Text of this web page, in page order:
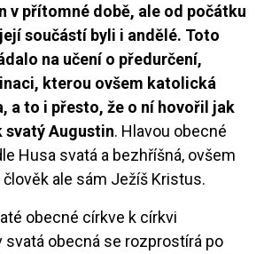
v přítomné době, ale od počátku
součástí byli i andělé. Toto
na učení o předurčení,
kterou ovšem katolická
a to i přesto, že o ní hovořil jak
svatý Augustin. Hlavou obecné
Husa svatá a bezhříšná, ovšem
ale sám Ježíš Kristus.
obecné církve k církvi
svatá obecná se rozprostírá po